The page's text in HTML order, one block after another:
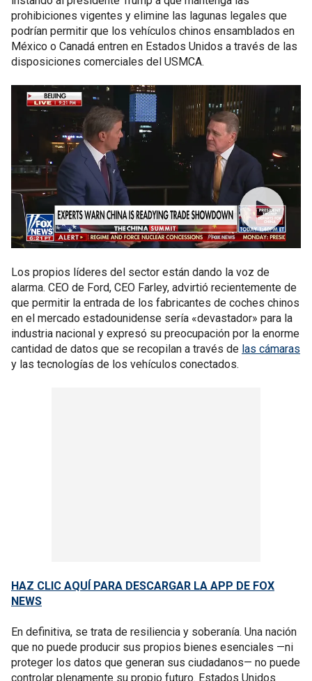
prohibiciones vigentes y elimine las lagunas legales que
podrían permitir que los vehículos chinos ensamblados en
México o Canadá entren en Estados Unidos a través de las
disposiciones comerciales del USMCA.
Los propios líderes del sector están dando la voz de
alarma. CEO de Ford, CEO Farley, advirtió recientemente de
que permitir la entrada de los fabricantes de coches chinos
en el mercado estadounidense sería «devastador» para la
industria nacional y expresó su preocupación por la enorme
cantidad de datos que se recopilan a través de las cámaras
y las tecnologías de los vehículos conectados.
HAZ CLIC AQUÍ PARA DESCARGAR LA APP DE FOX
NEWS
En definitiva, se trata de resiliencia y soberanía. Una nación
que no puede producir sus propios bienes esenciales —ni
proteger los datos que generan sus ciudadanos— no puede
controlar plenamente su propio futuro. Estados Unidos